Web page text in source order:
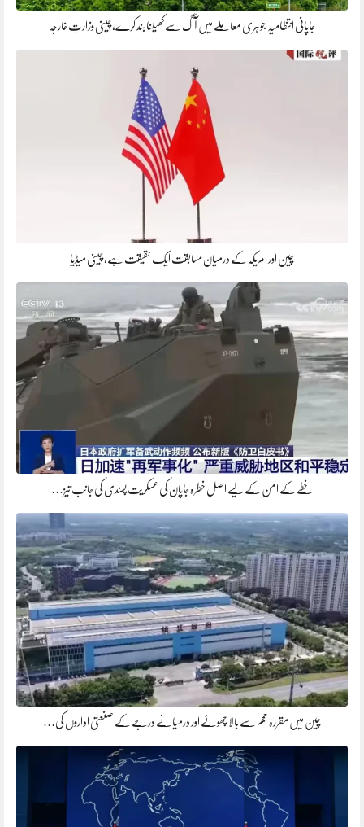
جاپانی انتظامیہ جوہری معاملے میں آگ سے کھیلنا بند کرے، چینی وزارتِ خارجہ
چین اور امریکہ کے درمیان مسابقت ایک حقیقت ہے، چینی میڈیا
خطے کے امن کے لیے اصل خطرہ جاپان کی عسکریت پسندی کی جانب تیز…
چین میں مقررہ حجم سے بالا چھوٹے اور درمیانے درجے کے صنعتی اداروں کی…